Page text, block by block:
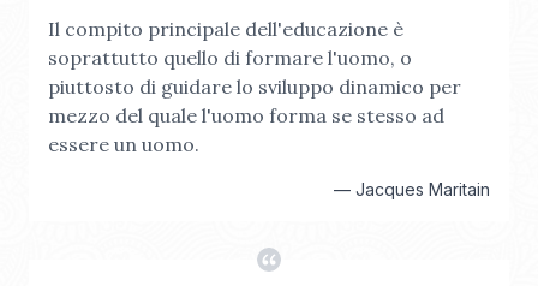
Il compito principale dell'educazione è
soprattutto quello di formare l'uomo, o
piuttosto di guidare lo sviluppo dinamico per
mezzo del quale l'uomo forma se stesso ad
essere un uomo.
— Jacques Maritain